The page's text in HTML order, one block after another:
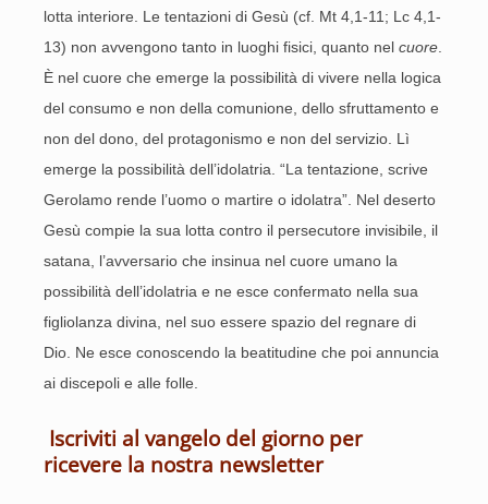
lotta interiore. Le tentazioni di Gesù (cf. Mt 4,1-11; Lc 4,1-
13) non avvengono tanto in luoghi fisici, quanto nel cuore
È nel cuore che emerge la possibilità di vivere nella logica
del consumo e non della comunione, dello sfruttamento e
non del dono, del protagonismo e non del servizio. Lì
emerge la possibilità dell’idolatria. “La tentazione, scrive
Gerolamo rende l’uomo o martire o idolatra”. Nel deserto
Gesù compie la sua lotta contro il persecutore invisibile, il
satana, l’avversario che insinua nel cuore umano la
possibilità dell’idolatria e ne esce confermato nella sua
figliolanza divina, nel suo essere spazio del regnare di
Dio. Ne esce conoscendo la beatitudine che poi annuncia
ai discepoli e alle folle.
Iscriviti al vangelo del giorno per
ricevere la nostra newsletter